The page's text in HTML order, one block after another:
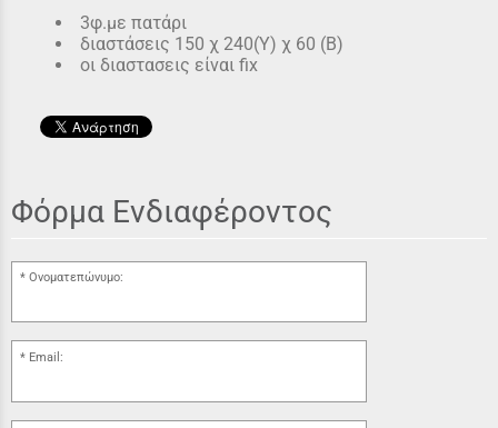
3φ.με πατάρι
διαστάσεις 150 χ 240(Υ) χ 60 (Β)
οι διαστασεις είναι fix
Φόρμα Ενδιαφέροντος
Ονοματεπώνυμο:
Email: